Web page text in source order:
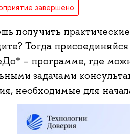
завершено
получить
Тогда
– программе, где
задачами
необходимые для